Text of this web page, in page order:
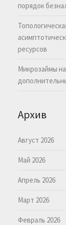
порядок
ресурсов
Микрозаймы
Архив
Август 2026
Май 2026
Апрель 2026
Март 2026
Февраль 2026